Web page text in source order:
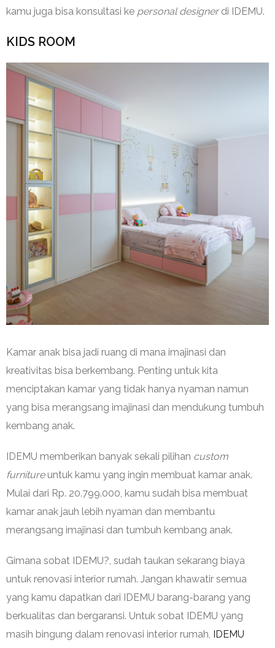
kamu juga bisa konsultasi ke personal designerdi IDEMU.
KIDS ROOM
Kamar anak bisa jadi ruang di mana imajinasi dan
kreativitas bisa berkembang. Penting untuk kita
menciptakan kamar yang tidak hanya nyaman namun
yang bisa merangsang imajinasi dan mendukung tumbuh
kembang anak.
IDEMU memberikan banyak sekali pilihan custom
furnitureuntuk kamu yang ingin membuat kamar anak.
Mulai dari Rp. 20.799.000, kamu sudah bisa membuat
kamar anak jauh lebih nyaman dan membantu
merangsang imajinasi dan tumbuh kembang anak.
Gimana sobat IDEMU?, sudah taukan sekarang biaya
untuk renovasi interior rumah. Jangan khawatir semua
yang kamu dapatkan dari IDEMU barang-barang yang
berkualitas dan bergaransi. Untuk sobat IDEMU yang
masih bingung dalam renovasi interior rumah, IDEMU